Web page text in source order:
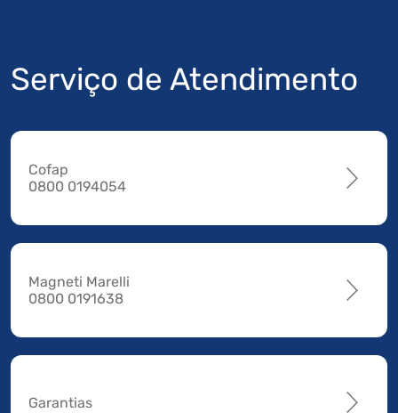
Serviço de Atendimento
Cofap
0800 0194054
Magneti Marelli
0800 0191638
Garantias